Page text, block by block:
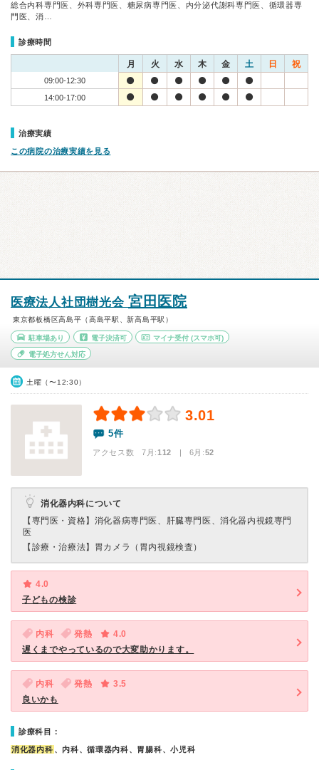
総合内科専門医、外科専門医、糖尿病専門医、内分泌代謝科専門医、循環器専
門医、消…
診療時間
月 火 水 木 金 土 日 祝
09:00-12:30
14:00-17:00
治療実績
この病院の治療実績を見る
医療法人社団樹光会 宮田医院
東京都板橋区高島平（高島平駅、新高島平駅）
駐車場あり 電子決済可 マイナ受付 (スマホ可)
電子処方せん対応
土曜（〜12:30）
3.01
5件
アクセス数 7月:112 | 6月:52
消化器内科について
【専門医・資格】 消化器病専門医、肝臓専門医、消化器内視鏡専門
医
【診療・治療法】 胃カメラ（胃内視鏡検査）
4.0
子どもの検診
内科 発熱
4.0
遅くまでやっているので大変助かります。
内科 発熱
3.5
良いかも
診療科目：
消化器内科 、内科、循環器内科、胃腸科、小児科